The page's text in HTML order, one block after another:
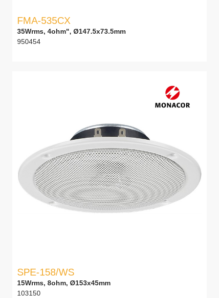
FMA-535CX
35Wrms, 4ohm", Ø147.5x73.5mm
950454
SPE-158/WS
15Wrms, 8ohm, Ø153x45mm
103150